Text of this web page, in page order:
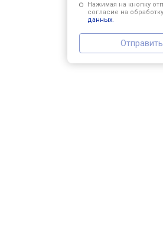
Нажимая на кнопку
согласие на
данных.